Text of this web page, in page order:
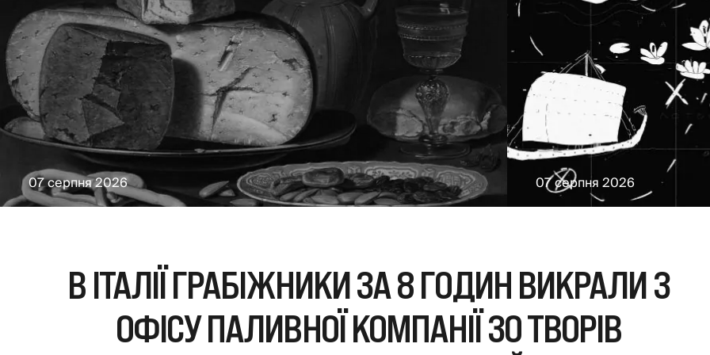
07 серпня 2026 07 серпня 2026
В ІТАЛІЇ ГРАБІЖНИКИ ЗА 8 ГОДИН ВИКРАЛИ З
ОФІСУ ПАЛИВНОЇ КОМПАНІЇ 30 ТВОРІВ